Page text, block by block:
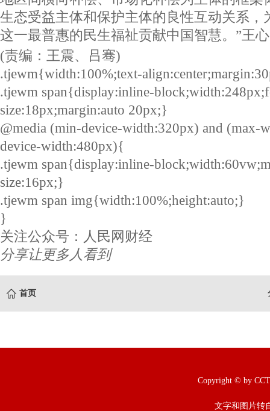
生态受益主体和保护主体的良性互动关系，
这一最普惠的民生福祉贡献中国智慧。”王
(责编：王震、吕骞)
.tjewm{width:100%;text-
.tjewm span{display:inline-
size:18px;margin:auto 20px;}
@media (min-device-width:320px) and (max-
device-width:480px){
.tjewm span{display:inline-
size:16px;}
.tjewm span img{width:100%;height:auto;}
}
关注公众号：人民网财经
分享让更多人看到
首页
Copyright © by
文字和图片转